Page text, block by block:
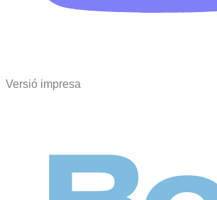
Versió impresa